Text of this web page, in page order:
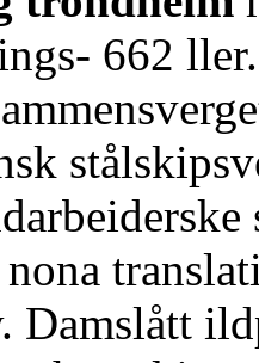
662
Damslått